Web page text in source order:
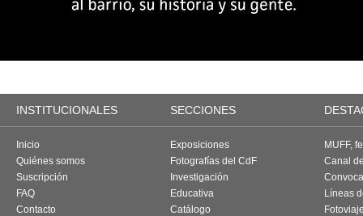
INSTITUCIONALES SECCIONES
Inicio
Quiénes somos
Suscripción
FAQ
Contacto
Exposiciones
Fotografías del CdF
Investigación
Educativa
Catálogo
MUFF,
Canal
Líneas